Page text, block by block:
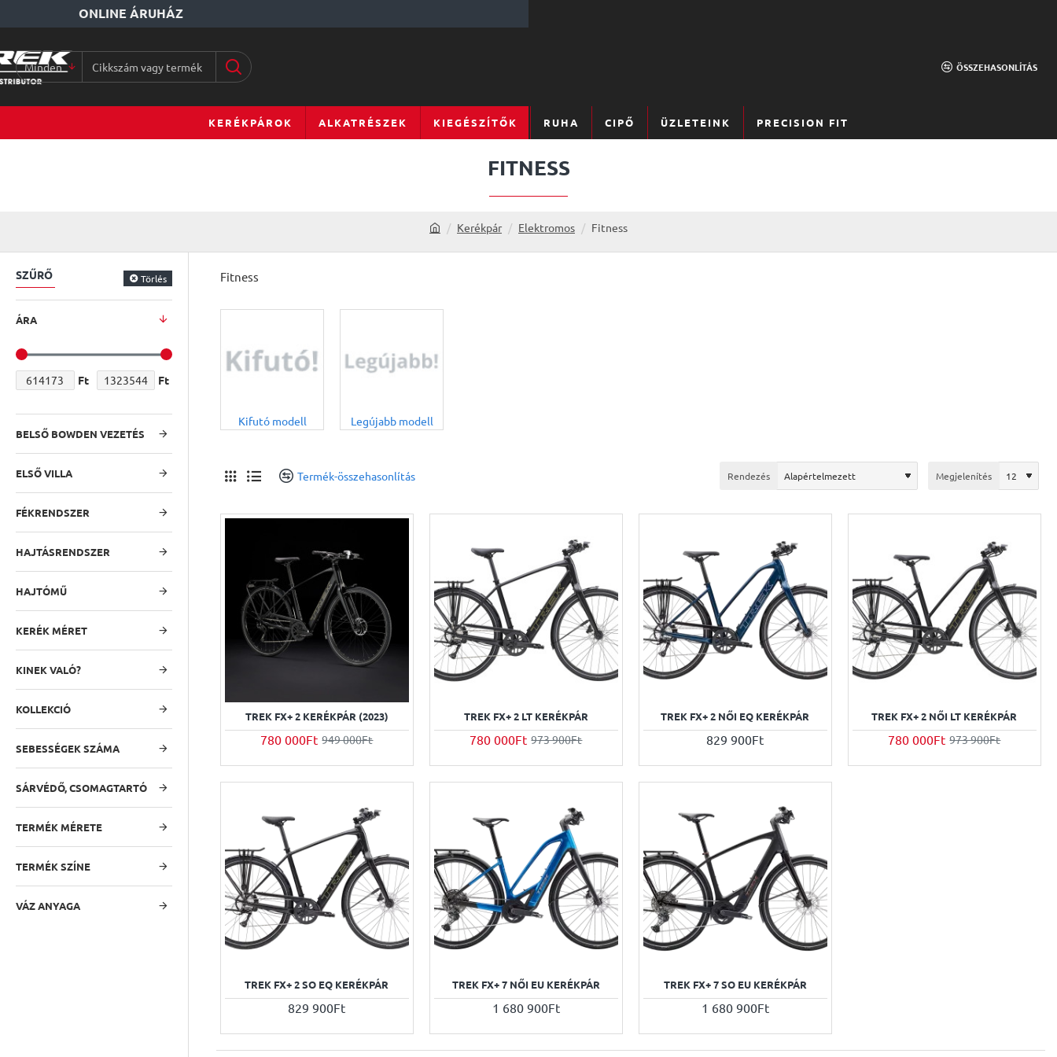
ONLINE ÁRUHÁZ
Minden
Cikkszám
terméknév...
ÖSSZEHASONLÍTÁS
KERÉKPÁROK ALKATRÉSZEK KIEGÉSZÍTŐK RUHA CIPŐ ÜZLETEINK PRECISION FIT
FITNESS
o
Kerékpár Elektromos Fitness
SZŰRŐ Törlés
ÁRA
Ft Ft
BELSŐ BOWDEN VEZETÉS
ELSŐ VILLA
FÉKRENDSZER
HAJTÁSRENDSZER
HAJTÓMŰ
KERÉK MÉRET
KINEK VALÓ?
KOLLEKCIÓ
SEBESSÉGEK SZÁMA
SÁRVÉDŐ, CSOMAGTARTÓ
TERMÉK MÉRETE
TERMÉK SZÍNE
VÁZ ANYAGA
Fitness
Kifutó modell Legújabb modell
Termék-összehasonlítás Rendezés Megjelenítés
TREK FX+ 2 KERÉKPÁR (2023)
780 000Ft 949 000Ft
TREK FX+ 2 LT KERÉKPÁR
780 000Ft 973 900Ft
TREK FX+ 2 NŐI EQ KERÉKPÁR
829 900Ft
TREK FX+ 2 NŐI LT KERÉKPÁR
780 000Ft 973 900Ft
TREK FX+ 2 SO EQ KERÉKPÁR
829 900Ft
TREK FX+ 7 NŐI EU KERÉKPÁR
1 680 900Ft
TREK FX+ 7 SO EU KERÉKPÁR
1 680 900Ft